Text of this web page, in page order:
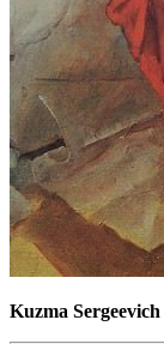
Kuzma